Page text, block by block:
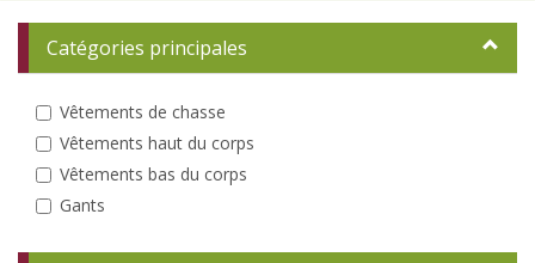
Catégories principales
Vêtements de chasse
Vêtements haut du corps
Vêtements bas du corps
Gants